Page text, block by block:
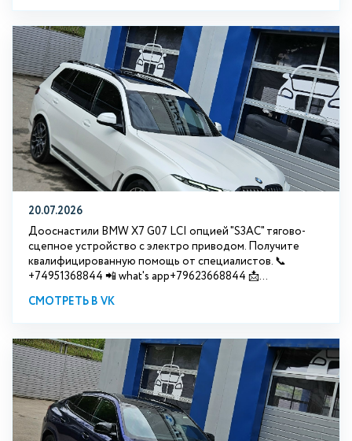
20.07.2026
Дооснастили BMW Х7 G07 LCI опцией "S3АС" тягово-
сцепное устройство с электро приводом. Получите
квалифицированную помощь от специалистов. 📞
+74951368844 📲 what's app+79623668844 📩...
СМОТРЕТЬ В VK